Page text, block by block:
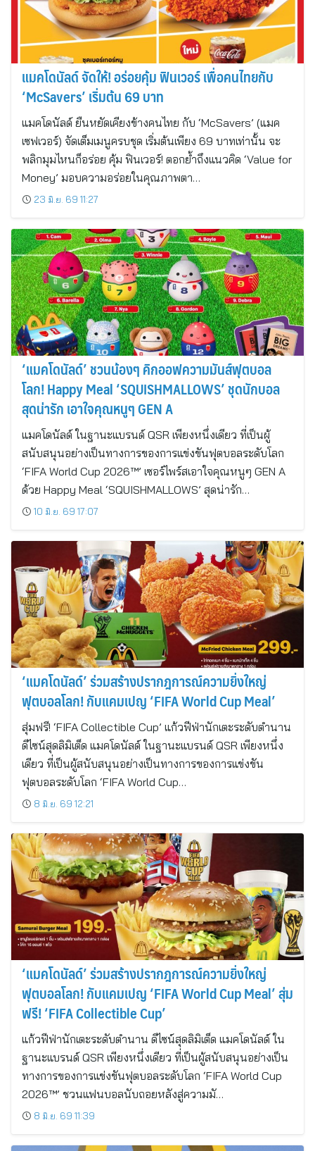
แมคโดนัลด์ จัดให้! อร่อยคุ้ม ฟินเวอร์ เพื่อคนไทยกับ
‘McSavers’ เริ่มต้น 69 บาท
แมคโดนัลด์ ยืนหยัดเคียงข้างคนไทย กับ ‘McSavers’ (แมค
เซฟเวอร์) จัดเต็มเมนูครบชุด เริ่มต้นเพียง 69 บาทเท่านั้น จะ
พลิกมุมไหนก็อร่อย คุ้ม ฟินเวอร์! ตอกย้ำถึงแนวคิด ‘Value for
Money’ มอบความอร่อยในคุณภาพตา…
23 มิ.ย. 69 11:27
‘แมคโดนัลด์’ ชวนน้องๆ คิกออฟความมันส์ฟุตบอล
โลก! Happy Meal ‘SQUISHMALLOWS’ ชุดนักบอล
สุดน่ารัก เอาใจคุณหนูๆ GEN A
แมคโดนัลด์ ในฐานะแบรนด์ QSR เพียงหนึ่งเดียว ที่เป็นผู้
สนับสนุนอย่างเป็นทางการของการแข่งขันฟุตบอลระดับโลก
‘FIFA World Cup 2026™’ เซอร์ไพร์สเอาใจคุณหนูๆ GEN A
ด้วย Happy Meal ‘SQUISHMALLOWS’ สุดน่ารัก…
10 มิ.ย. 69 17:07
‘แมคโดนัลด์’ ร่วมสร้างปรากฎการณ์ความยิ่งใหญ่
ฟุตบอลโลก! กับแคมเปญ ‘FIFA World Cup Meal’
สุ่มฟรี! ‘FIFA Collectible Cup’ แก้วฟีฟ่านักเตะระดับตำนาน
ดีไซน์สุดลิมิเต็ด แมคโดนัลด์ ในฐานะแบรนด์ QSR เพียงหนึ่ง
เดียว ที่เป็นผู้สนับสนุนอย่างเป็นทางการของการแข่งขัน
ฟุตบอลระดับโลก ‘FIFA World Cup…
8 มิ.ย. 69 12:21
‘แมคโดนัลด์’ ร่วมสร้างปรากฎการณ์ความยิ่งใหญ่
ฟุตบอลโลก! กับแคมเปญ ‘FIFA World Cup Meal’ สุ่ม
ฟรี! ‘FIFA Collectible Cup’
แก้วฟีฟ่านักเตะระดับตำนาน ดีไซน์สุดลิมิเต็ด แมคโดนัลด์ ใน
ฐานะแบรนด์ QSR เพียงหนึ่งเดียว ที่เป็นผู้สนับสนุนอย่างเป็น
ทางการของการแข่งขันฟุตบอลระดับโลก ‘FIFA World Cup
2026™’ ชวนแฟนบอลนับถอยหลังสู่ความมั…
8 มิ.ย. 69 11:39